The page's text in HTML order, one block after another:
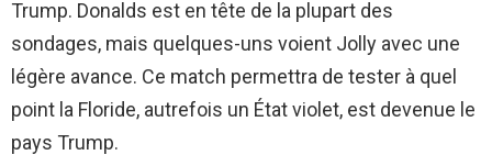
Trump. Donalds est en tête de la plupart des
sondages, mais quelques-uns voient Jolly avec une
légère avance. Ce match permettra de tester à quel
point la Floride, autrefois un État violet, est devenue le
pays Trump.